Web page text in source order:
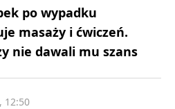
po wypadku
masaży i ćwiczeń.
nie dawali mu szans
12:50